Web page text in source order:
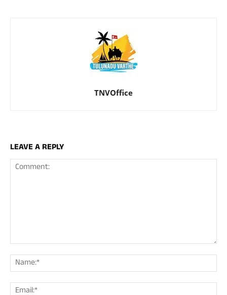
TNVOffice
LEAVE A REPLY